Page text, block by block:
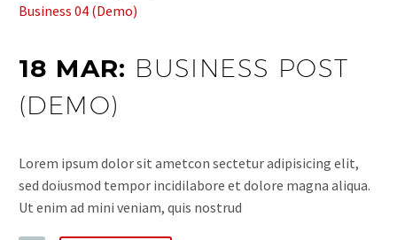
Business 04 (Demo)
18 MAR: BUSINESS POST
(DEMO)
Lorem ipsum dolor sit ametcon sectetur adipisicing elit,
sed doiusmod tempor incidilabore et dolore magna aliqua.
Ut enim ad mini veniam, quis nostrud